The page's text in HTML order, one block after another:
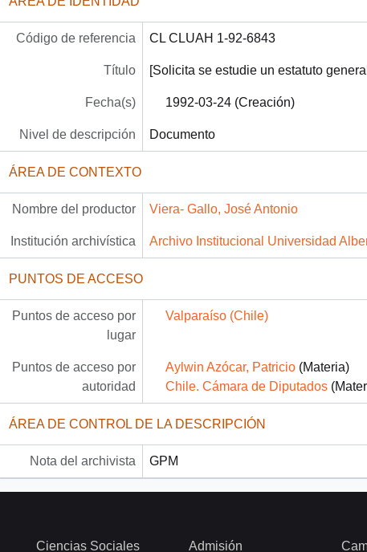
Código de referencia CL CLUAH 1-92-6843
Título [Solicita se estudie un estatuto
Fecha(s) 1992-03-24 (Creación)
Nivel de descripción Documento
ÁREA DE CONTEXTO
Nombre del productor Viera- Gallo, José Antonio
Institución archivística Archivo Institucional Universidad
PUNTOS DE ACCESO
Puntos de acceso por
lugar
Valparaíso (Chile)
Puntos de acceso por
autoridad
Aylwin Azócar, Patricio(Materia)
Chile. Cámara de Diputados
ÁREA DE CONTROL DE LA DESCRIPCIÓN
Nota del archivista GPM
Ciencias Sociales Admisión